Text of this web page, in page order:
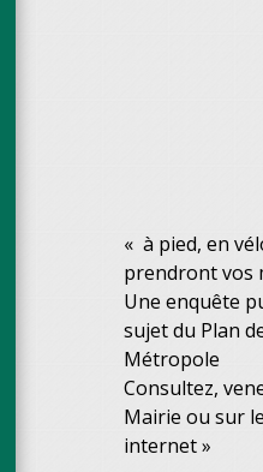
« à pied, en
prendront vos
Une enquête
sujet du Plan
Métropole
Consultez,
Mairie ou sur
internet »